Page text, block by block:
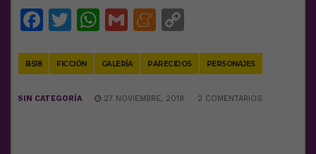
Facebook
Twitter
WhatsApp
GmailMeneame
BS18 FICCIÓN GALERÍA PARECIDOS PERSONAJES
SIN CATEGORÍA 27 NOVIEMBRE, 2018 2 COMENTARIOS